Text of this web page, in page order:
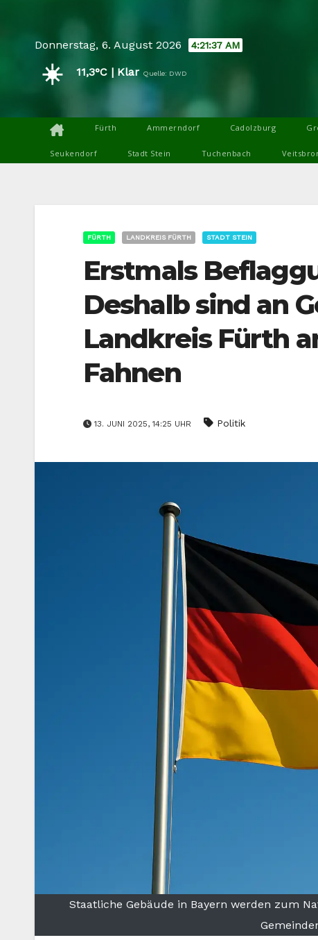
contentDonnerstag, 6. August 2026 4:21:37 AM
☀️ 11,3°C | Klar Quelle: DWD
Fürth Ammerndorf Cadolzburg
Seukendorf Stadt Stein Tuchenbach
FÜRTH LANDKREIS FÜRTH STADT STEIN
Erstmals
Deshalb sind an
Landkreis Fürth
Fahnen
13. JUNI 2025, 14:25 UHR Politik
Staatliche Gebäude in Bayern werden zum